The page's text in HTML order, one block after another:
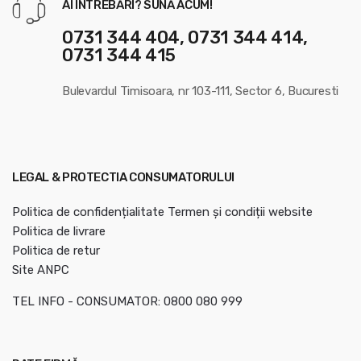
AI ÎNTREBĂRI? SUNĂ ACUM!
0731 344 404, 0731 344 414,
0731 344 415
Bulevardul Timisoara, nr 103-111, Sector 6, Bucuresti
LEGAL & PROTECTIA CONSUMATORULUI
Politica de confidențialitate Termen și condiții website
Politica de livrare
Politica de retur
Site ANPC
TEL INFO - CONSUMATOR: 0800 080 999